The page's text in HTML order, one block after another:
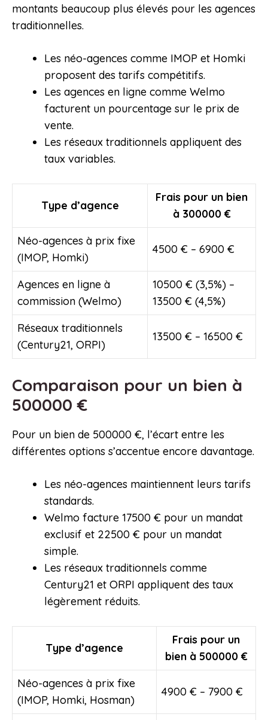
montants beaucoup plus élevés pour les agences
traditionnelles.
Les néo-agences comme IMOP et Homki
proposent des tarifs compétitifs.
Les agences en ligne comme Welmo
facturent un pourcentage sur le prix de
vente.
Les réseaux traditionnels appliquent des
taux variables.
Type d’agence
Frais pour un bien
à 300000 €
Néo-agences à prix fixe
(IMOP, Homki)
4500 € – 6900 €
Agences en ligne à
commission (Welmo)
10500 € (3,5%) –
13500 € (4,5%)
Réseaux traditionnels
(Century21, ORPI)
13500 € – 16500 €
Comparaison pour un bien à
500000 €
Pour un bien de 500000 €, l’écart entre les
différentes options s’accentue encore davantage.
Les néo-agences maintiennent leurs tarifs
standards.
Welmo facture 17500 € pour un mandat
exclusif et 22500 € pour un mandat
simple.
Les réseaux traditionnels comme
Century21 et ORPI appliquent des taux
légèrement réduits.
Type d’agence
Frais pour un
bien à 500000 €
Néo-agences à prix fixe
(IMOP, Homki, Hosman)
4900 € – 7900 €